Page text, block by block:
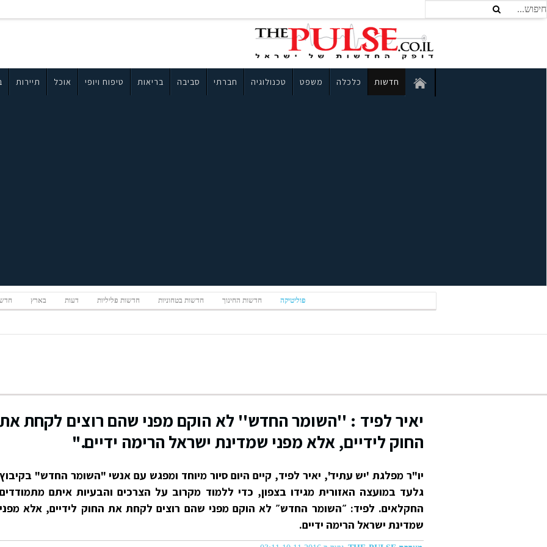
חדשות כלכלה משפט טכנולוגיה חברתי סביבה בריאות טיפוח ויופי אוכל תיירות
פוליטיקה חדשות החינוך חדשות בטחוניות חדשות פליליות דעות בארץ
יאיר לפיד : ''השומר החדש'' לא הוקם מפני שהם רוצים לקחת את
החוק לידיים, אלא מפני שמדינת ישראל הרימה ידיים."
יו"ר מפלגת 'יש עתיד', יאיר לפיד, קיים היום סיור מיוחד ומפגש עם אנשי "השומר החדש" בקיבוץ
גלעד במועצה האזורית מגידו בצפון, כדי ללמוד מקרוב על הצרכים והבעיות איתם מתמודדים
החקלאים. לפיד: ״השומר החדש״ לא הוקם מפני שהם רוצים לקחת את החוק לידיים, אלא מפני
שמדינת ישראל הרימה ידיים.